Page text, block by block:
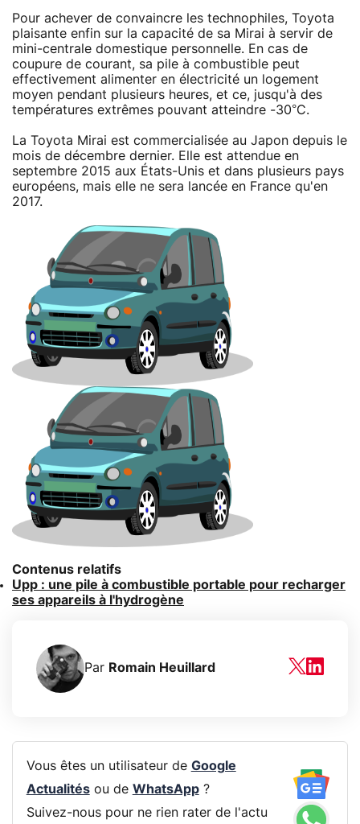
Pour achever de convaincre les technophiles, Toyota
plaisante enfin sur la capacité de sa Mirai à servir de
mini-centrale domestique personnelle. En cas de
coupure de courant, sa pile à combustible peut
effectivement alimenter en électricité un logement
moyen pendant plusieurs heures, et ce, jusqu'à des
températures extrêmes pouvant atteindre -30°C.
La Toyota Mirai est commercialisée au Japon depuis le
mois de décembre dernier. Elle est attendue en
septembre 2015 aux États-Unis et dans plusieurs pays
européens, mais elle ne sera lancée en France qu'en
2017.
Contenus relatifs
Upp : une pile à combustible portable pour recharger
ses appareils à l'hydrogène
Par Romain Heuillard
Vous êtes un utilisateur de Google
Actualitésou de WhatsApp?
Suivez-nous pour ne rien rater de l'actu